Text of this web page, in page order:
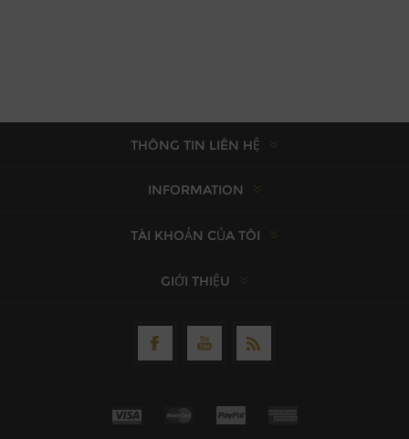
THÔNG TIN LIÊN HỆ
INFORMATION
TÀI KHOẢN CỦA TÔI
GIỚI THIỆU